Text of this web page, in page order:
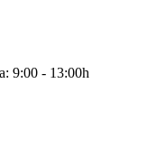
9:00 - 13:00h